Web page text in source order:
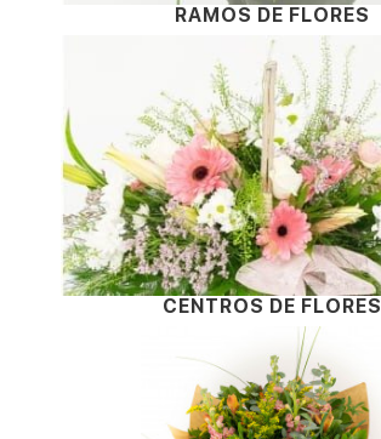
RAMOS DE FLORES
CENTROS DE FLORES